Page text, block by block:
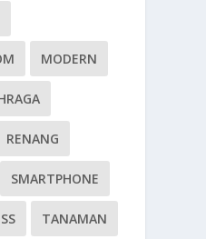
MODERN
RENANG
SMARTPHONE
TANAMAN